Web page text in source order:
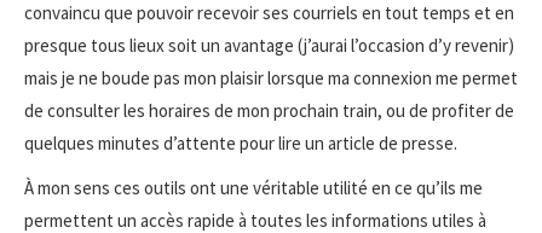
convaincu que pouvoir recevoir ses courriels en tout temps et en
presque tous lieux soit un avantage (j’aurai l’occasion d’y revenir)
mais je ne boude pas mon plaisir lorsque ma connexion me permet
de consulter les horaires de mon prochain train, ou de profiter de
quelques minutes d’attente pour lire un article de presse.
À mon sens ces outils ont une véritable utilité en ce qu’ils me
permettent un accès rapide à toutes les informations utiles à